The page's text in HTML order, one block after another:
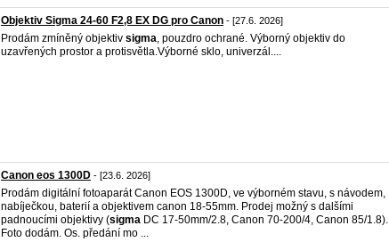
Objektiv Sigma 24-60 F2,8 EX DG pro Canon - [27.6. 2026]
Prodám zmíněný objektiv sigma, pouzdro ochrané. Výborný objektiv do
uzavřených prostor a protisvětla.Výborné sklo, univerzál....
Canon eos 1300D - [23.6. 2026]
Prodám digitální fotoaparát Canon EOS 1300D, ve výborném stavu, s návodem,
nabíječkou, baterií a objektivem canon 18-55mm. Prodej možný s dalšími
padnoucími objektivy (sigma DC 17-50mm/2.8, Canon 70-200/4, Canon 85/1.8).
Foto dodám. Os. předání mo ...